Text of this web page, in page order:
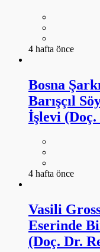
4 hafta önce
Bosna
Barışçıl
İşlevi
4 hafta önce
Vasili
Eserinde
(Doç. Dr.